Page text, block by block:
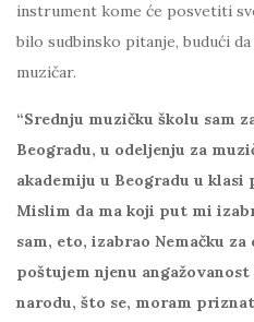
instrument kome će posvetiti
bilo sudbinsko pitanje, budući
muzičar.
“Srednju muzičku školu sam
Beogradu, u odeljenju za
akademiju u Beogradu u klasi
Mislim da ma koji put mi
sam, eto, izabrao Nemačku
poštujem njenu
narodu, što se, moram